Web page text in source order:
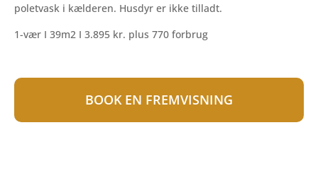
poletvask i kælderen. Husdyr er ikke tilladt.
1-vær I 39m2 I 3.895 kr. plus 770 forbrug
BOOK EN FREMVISNING